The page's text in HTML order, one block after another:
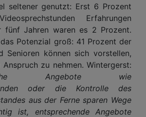
seltener genutzt: Erst 6 Prozent
Erfahrungen
fünf Jahren waren es 2 Prozent.
Potenzial groß: 41 Prozent der
Senioren können sich vorstellen,
zu nehmen. Wintergerst:
Angebote wie
oder die Kontrolle des
aus der Ferne sparen Wege
ist, entsprechende Angebote